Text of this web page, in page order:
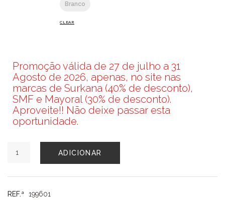
Branco
CLEAR
Promoção válida de 27 de julho a 31
Agosto de 2026, apenas, no site nas
marcas de Surkana (40% de desconto),
SMF e Mayoral (30% de desconto).
Aproveite!! Não deixe passar esta
oportunidade.
de
SMF
COM
ADICIONAR
REF.ª 199601